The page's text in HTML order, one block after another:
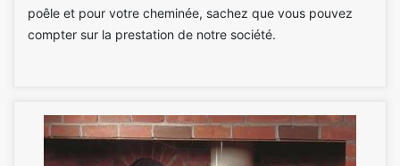
poêle et pour votre cheminée, sachez que vous pouvez
compter sur la prestation de notre société.